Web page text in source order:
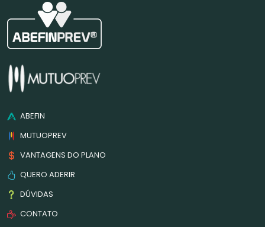
ABEFIN
MUTUOPREV
VANTAGENS DO PLANO
QUERO ADERIR
DÚVIDAS
CONTATO